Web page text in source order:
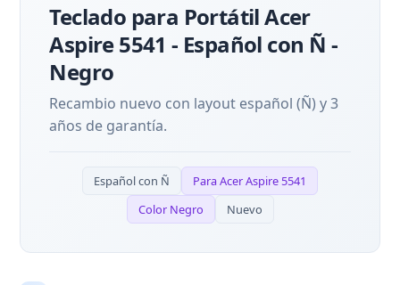
Teclado para Portátil Acer
Aspire 5541 - Español con Ñ -
Negro
Recambio nuevo con layout español (Ñ) y 3
años de garantía.
Español con Ñ
Para Acer Aspire 5541
Color Negro
Nuevo